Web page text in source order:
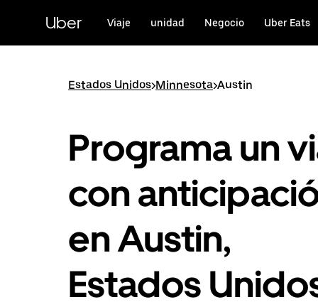
contenido
principal
Uber Viaje unidad Negocio Uber Eats
Estados Unidos>Minnesota>Austin
Programa un
con
en Austin,
Estados